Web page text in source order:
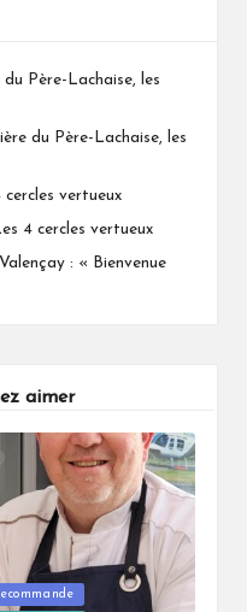
Père-Lachaise, les
du Père-Lachaise, les
cercles vertueux
4 cercles vertueux
: « Bienvenue
aimer